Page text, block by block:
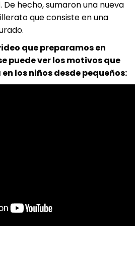
hecho, sumaron una nueva
que consiste en una
que preparamos en
puede ver los motivos que
los niños desde pequeños: